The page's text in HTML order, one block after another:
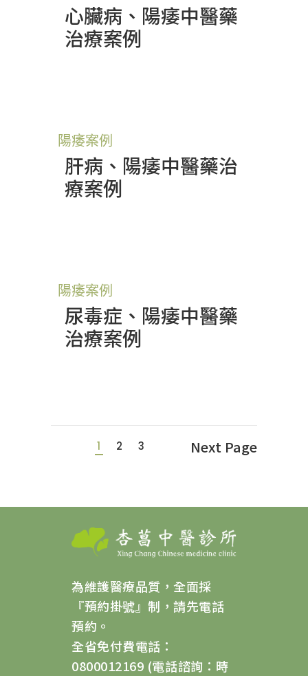
心臟病、陽痿中醫藥
治療案例
陽痿案例
肝病、陽痿中醫藥治
療案例
陽痿案例
尿毒症、陽痿中醫藥
治療案例
1 2 3 Next Page
為維護醫療品質，全面採
『預約掛號』制，請先電話
預約。
全省免付費電話：
0800012169 (電話諮詢：時